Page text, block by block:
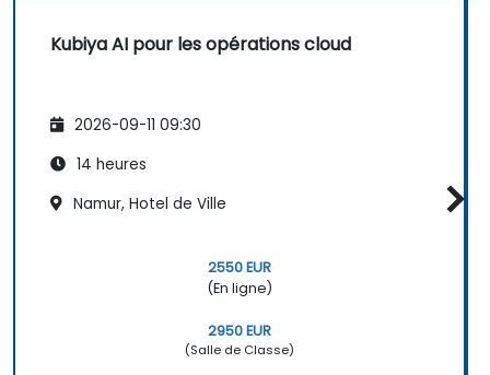
Kubiya AI pour les opérations cloud
2026-09-11 09:30
14 heures
Namur, Hotel de Ville
2550 EUR
(En ligne)
2950 EUR
(Salle de Classe)